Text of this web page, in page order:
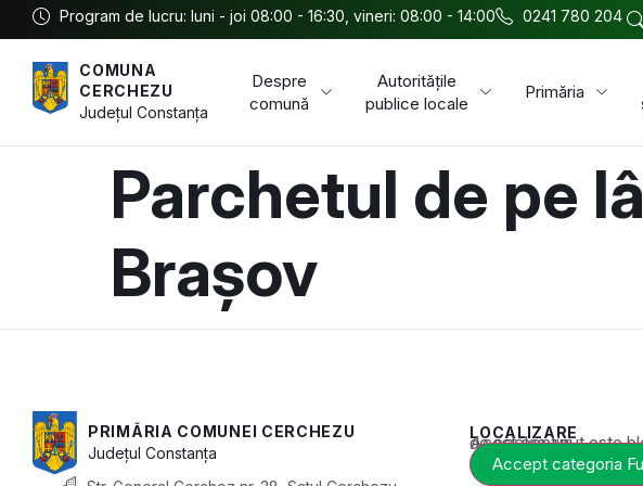
Program de lucru: luni - joi 08:00 - 16:30, vineri: 08:00 - 14:00 0241 780 204
COMUNA
CERCHEZU
JudețulConstanța
Despre
comună
Autoritățile
publice locale
Primăria
Parchetul de pe
Brașov
PRIMĂRIA COMUNEI CERCHEZU
JudețulConstanța
LOCALIZARE
Acest conținut este blocat până când acceptați categoria corespunzătoare de cookie-uri.
Accept categoria